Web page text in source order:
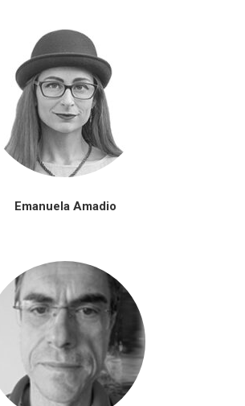
Emanuela Amadio